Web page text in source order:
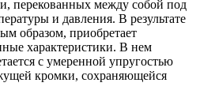
перекованных между собой под
и давления. В результате
образом, приобретает
характеристики. В нем
с умеренной упругостью
кромки, сохраняющейся